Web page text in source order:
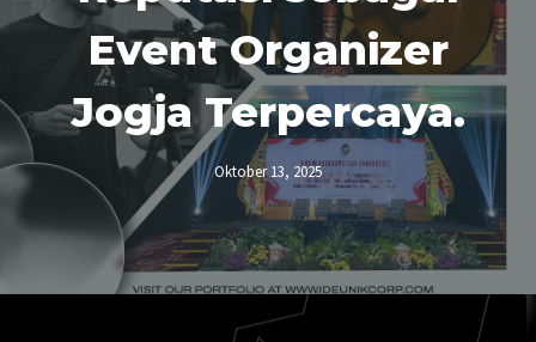
Event Organizer
Jogja Terpercaya.
Oktober 13, 2025